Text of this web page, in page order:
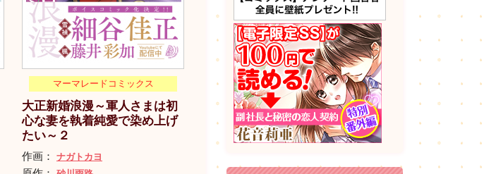
マーマレードコミックス
大正新婚浪漫～軍人さまは初
心な妻を執着純愛で染め上げ
たい～２
作画： ナガトカヨ